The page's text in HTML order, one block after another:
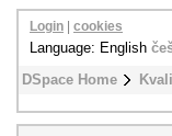
DSpace Home
Login cookies
Language: English